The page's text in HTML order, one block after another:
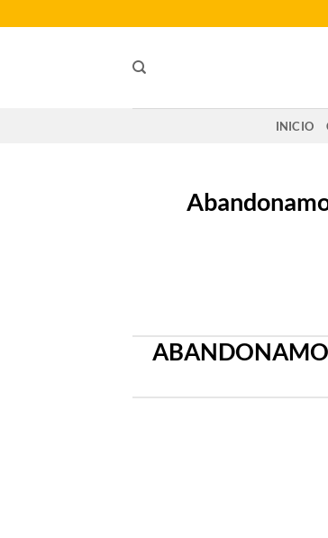
al
INICIO